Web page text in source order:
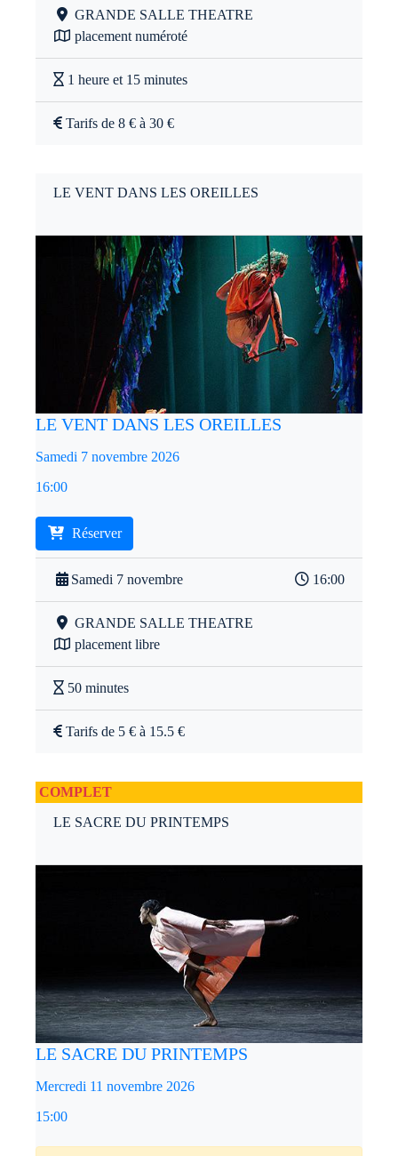
GRANDE SALLE THEATRE
placement numéroté
1 heure et 15 minutes
Tarifs de 8 € à 30 €
LE VENT DANS LES OREILLES
LE VENT DANS LES OREILLES
Samedi 7 novembre 2026
16:00
Réserver
Samedi 7 novembre 16:00
GRANDE SALLE THEATRE
placement libre
50 minutes
Tarifs de 5 € à 15.5 €
COMPLET
LE SACRE DU PRINTEMPS
LE SACRE DU PRINTEMPS
Mercredi 11 novembre 2026
15:00